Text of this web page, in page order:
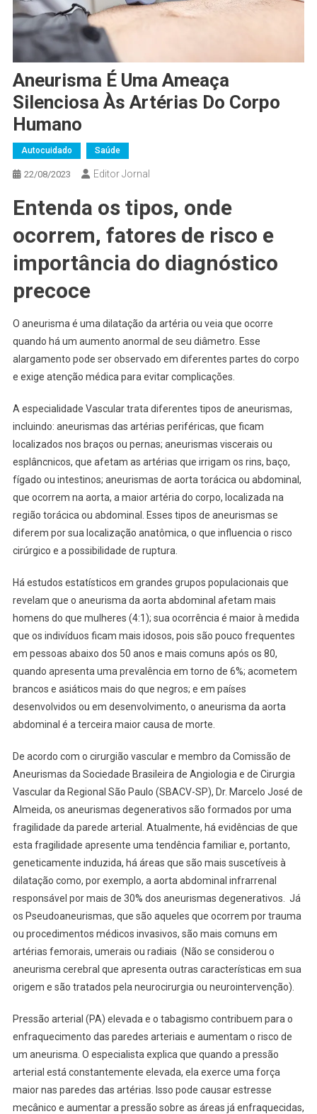
Aneurisma É Uma Ameaça
Silenciosa Às Artérias Do Corpo
Humano
Autocuidado Saúde
22/08/2023 Editor Jornal
Entenda os tipos, onde
ocorrem, fatores de risco e
importância do diagnóstico
precoce
O aneurisma é uma dilatação da artéria ou veia que ocorre
quando há um aumento anormal de seu diâmetro. Esse
alargamento pode ser observado em diferentes partes do corpo
e exige atenção médica para evitar complicações.
A especialidade Vascular trata diferentes tipos de aneurismas,
incluindo: aneurismas das artérias periféricas, que ficam
localizados nos braços ou pernas; aneurismas viscerais ou
esplâncnicos, que afetam as artérias que irrigam os rins, baço,
fígado ou intestinos; aneurismas de aorta torácica ou abdominal,
que ocorrem na aorta, a maior artéria do corpo, localizada na
região torácica ou abdominal. Esses tipos de aneurismas se
diferem por sua localização anatômica, o que influencia o risco
cirúrgico e a possibilidade de ruptura.
Há estudos estatísticos em grandes grupos populacionais que
revelam que o aneurisma da aorta abdominal afetam mais
homens do que mulheres (4:1); sua ocorrência é maior à medida
que os indivíduos ficam mais idosos, pois são pouco frequentes
em pessoas abaixo dos 50 anos e mais comuns após os 80,
quando apresenta uma prevalência em torno de 6%; acometem
brancos e asiáticos mais do que negros; e em países
desenvolvidos ou em desenvolvimento, o aneurisma da aorta
abdominal é a terceira maior causa de morte.
De acordo com o cirurgião vascular e membro da Comissão de
Aneurismas da Sociedade Brasileira de Angiologia e de Cirurgia
Vascular da Regional São Paulo (SBACV-SP), Dr. Marcelo José de
Almeida, os aneurismas degenerativos são formados por uma
fragilidade da parede arterial. Atualmente, há evidências de que
esta fragilidade apresente uma tendência familiar e, portanto,
geneticamente induzida, há áreas que são mais suscetíveis à
dilatação como, por exemplo, a aorta abdominal infrarrenal
responsável por mais de 30% dos aneurismas degenerativos. Já
os Pseudoaneurismas, que são aqueles que ocorrem por trauma
ou procedimentos médicos invasivos, são mais comuns em
artérias femorais, umerais ou radiais (Não se considerou o
aneurisma cerebral que apresenta outras características em sua
origem e são tratados pela neurocirurgia ou neurointervenção).
Pressão arterial (PA) elevada e o tabagismo contribuem para o
enfraquecimento das paredes arteriais e aumentam o risco de
um aneurisma. O especialista explica que quando a pressão
arterial está constantemente elevada, ela exerce uma força
maior nas paredes das artérias. Isso pode causar estresse
mecânico e aumentar a pressão sobre as áreas já enfraquecidas,